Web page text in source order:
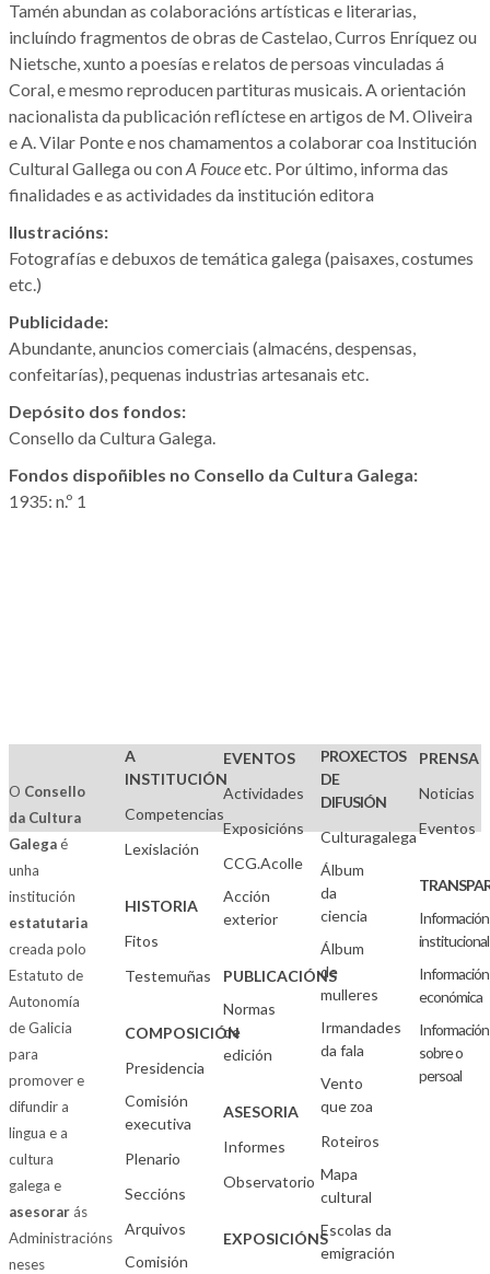
Tamén abundan as colaboracións artísticas e literarias,
incluíndo fragmentos de obras de Castelao, Curros Enríquez ou
Nietsche, xunto a poesías e relatos de persoas vinculadas á
Coral, e mesmo reproducen partituras musicais. A orientación
nacionalista da publicación reflíctese en artigos de M. Oliveira
e A. Vilar Ponte e nos chamamentos a colaborar coa Institución
Cultural Gallega ou conA Fouceetc. Por último, informa das
finalidades e as actividades da institución editora
Ilustracións:
Fotografías e debuxos de temática galega (paisaxes, costumes
etc.)
Publicidade:
Abundante, anuncios comerciais (almacéns, despensas,
confeitarías), pequenas industrias artesanais etc.
Depósito dos fondos:
Consello da Cultura Galega.
Fondos dispoñibles no Consello da Cultura Galega:
1935: n.º 1
O Consello
da Cultura
Galegaé
unha
institución
estatutaria
creada polo
Estatuto de
Autonomía
de Galicia
para
promover e
difundir a
lingua e a
cultura
galega e
asesorarás
Administracións
neses
A
INSTITUCIÓN
Competencias
Lexislación
HISTORIA
Fitos
Testemuñas
COMPOSICIÓN
Presidencia
Comisión
executiva
Plenario
Seccións
Arquivos
Comisión
EVENTOS
Actividades
Exposicións
CCG.Acolle
Acción
exterior
PUBLICACIÓNS
Normas
de
edición
ASESORIA
Informes
Observatorio
EXPOSICIÓNS
PROXECTOS
DE
DIFUSIÓN
Culturagalega
Álbum
da
ciencia
Álbum
de
mulleres
Irmandades
da fala
Vento
que zoa
Roteiros
Mapa
cultural
Escolas da
emigración
PRENSA
Noticias
Eventos
Información
institucional
Información
económica
Información
sobre o
persoal